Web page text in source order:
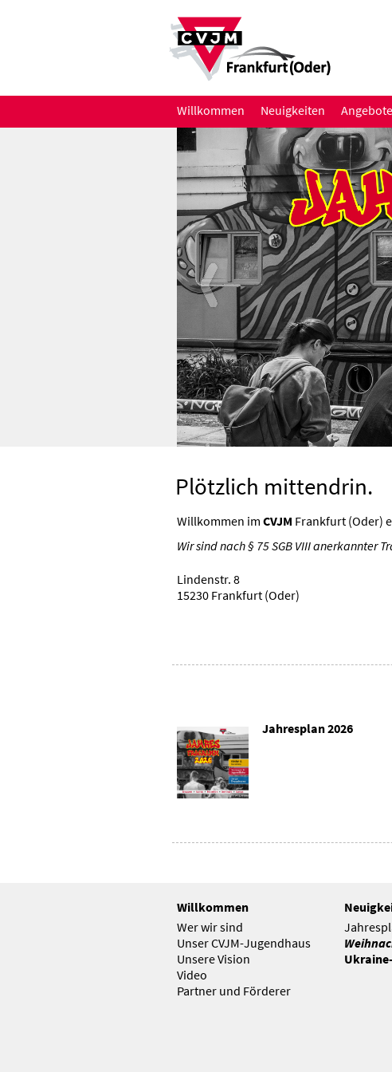
Willkommen Neuigkeiten Angebote
Plötzlich mittendrin.
Willkommen im CVJM Frankfurt (Oder)
Wir sind nach § 75 SGB VIII anerkannter
Lindenstr. 8
15230 Frankfurt (Oder)
Jahresplan2026
Willkommen
Wer wir sind
Unser CVJM-Jugendhaus
Unsere Vision
Video
Partner und Förderer